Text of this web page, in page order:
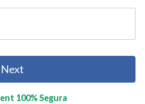
Next
100% Segura